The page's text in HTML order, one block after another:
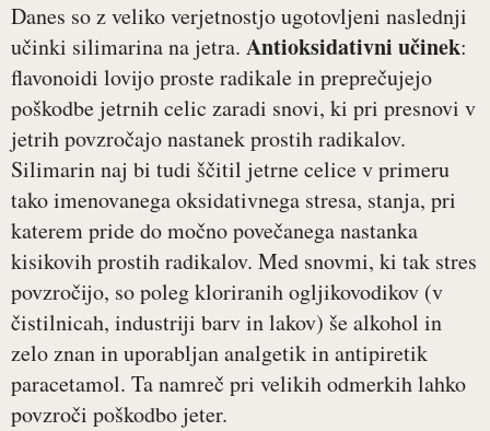
Danes so z veliko verjetnostjo ugotovljeni naslednji
učinki silimarina na jetra. Antioksidativni učinek:
flavonoidi lovijo proste radikale in preprečujejo
poškodbe jetrnih celic zaradi snovi, ki pri presnovi v
jetrih povzročajo nastanek prostih radikalov.
Silimarin naj bi tudi ščitil jetrne celice v primeru
tako imenovanega oksidativnega stresa, stanja, pri
katerem pride do močno povečanega nastanka
kisikovih prostih radikalov. Med snovmi, ki tak stres
povzročijo, so poleg kloriranih ogljikovodikov (v
čistilnicah, industriji barv in lakov) še alkohol in
zelo znan in uporabljan analgetik in antipiretik
paracetamol. Ta namreč pri velikih odmerkih lahko
povzroči poškodbo jeter.